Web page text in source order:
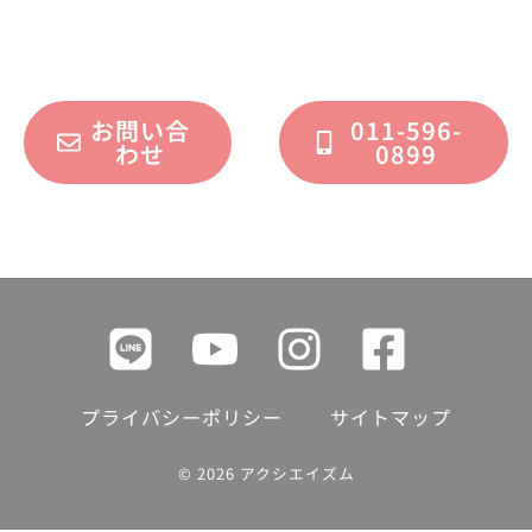
お問い合
わせ
011-596-
0899
プライバシーポリシー サイトマップ
© 2026 アクシエイズム